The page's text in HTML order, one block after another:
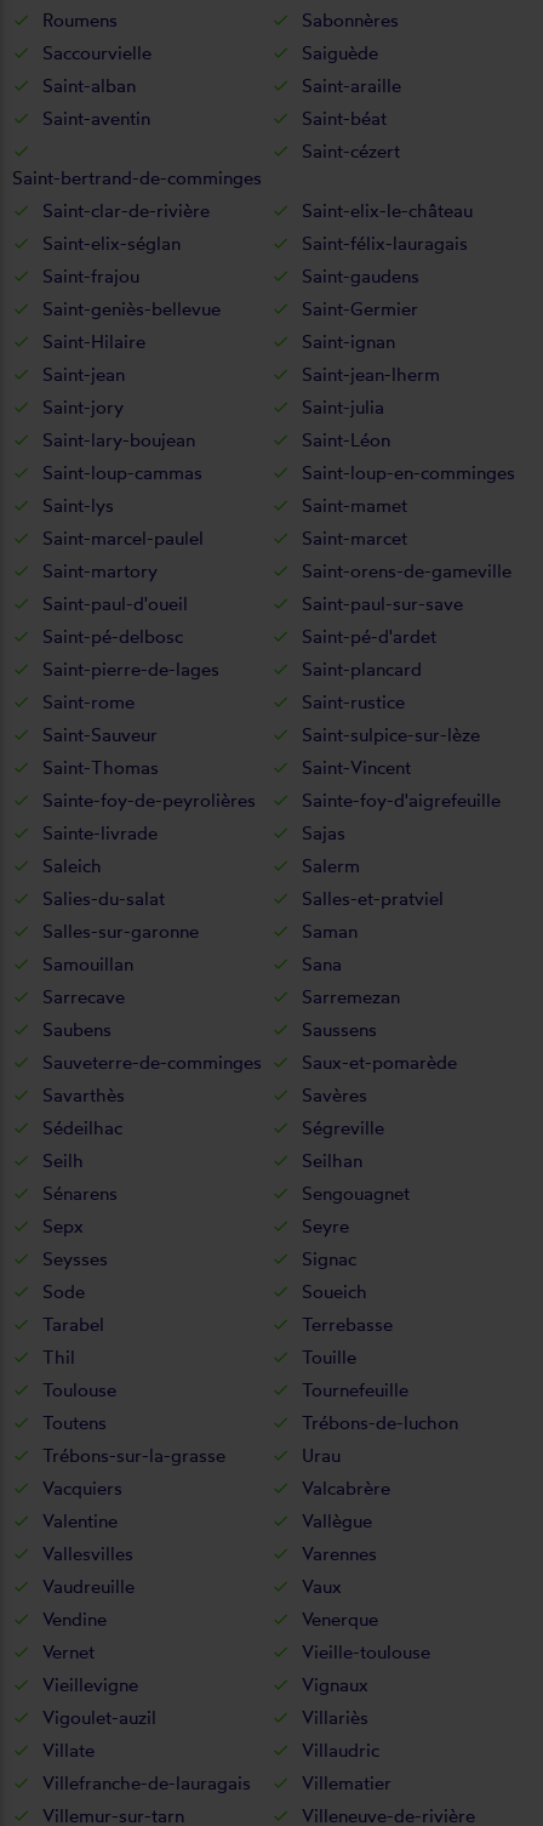
Roumens
Sabonnères
Saccourvielle
Saiguède
Saint-alban
Saint-araille
Saint-aventin
Saint-béat
Saint-bertrand-de-comminges
Saint-cézert
Saint-clar-de-rivière
Saint-elix-le-château
Saint-elix-séglan
Saint-félix-lauragais
Saint-frajou
Saint-gaudens
Saint-geniès-bellevue
Saint-Germier
Saint-Hilaire
Saint-ignan
Saint-jean
Saint-jean-lherm
Saint-jory
Saint-julia
Saint-lary-boujean
Saint-Léon
Saint-loup-cammas
Saint-loup-en-comminges
Saint-lys
Saint-mamet
Saint-marcel-paulel
Saint-marcet
Saint-martory
Saint-orens-de-gameville
Saint-paul-d'oueil
Saint-paul-sur-save
Saint-pé-delbosc
Saint-pé-d'ardet
Saint-pierre-de-lages
Saint-plancard
Saint-rome
Saint-rustice
Saint-Sauveur
Saint-sulpice-sur-lèze
Saint-Thomas
Saint-Vincent
Sainte-foy-de-peyrolières
Sainte-foy-d'aigrefeuille
Sainte-livrade
Sajas
Saleich
Salerm
Salies-du-salat
Salles-et-pratviel
Salles-sur-garonne
Saman
Samouillan
Sana
Sarrecave
Sarremezan
Saubens
Saussens
Sauveterre-de-comminges
Saux-et-pomarède
Savarthès
Savères
Sédeilhac
Ségreville
Seilh
Seilhan
Sénarens
Sengouagnet
Sepx
Seyre
Seysses
Signac
Sode
Soueich
Tarabel
Terrebasse
Thil
Touille
Toulouse
Tournefeuille
Toutens
Trébons-de-luchon
Trébons-sur-la-grasse
Urau
Vacquiers
Valcabrère
Valentine
Vallègue
Vallesvilles
Varennes
Vaudreuille
Vaux
Vendine
Venerque
Vernet
Vieille-toulouse
Vieillevigne
Vignaux
Vigoulet-auzil
Villariès
Villate
Villaudric
Villefranche-de-lauragais
Villematier
Villemur-sur-tarn
Villeneuve-de-rivière